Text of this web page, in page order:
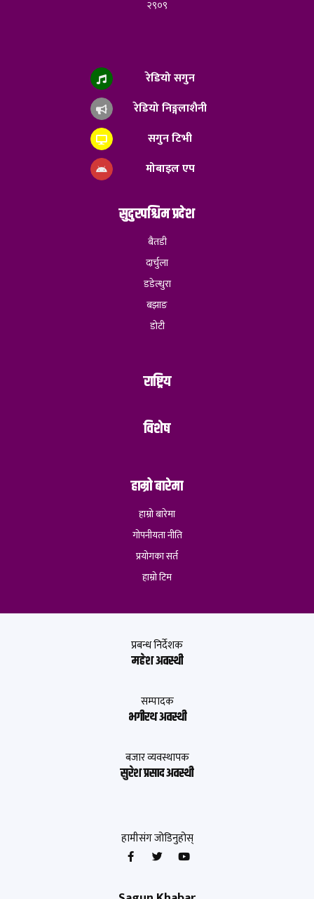
२९०९
रेडियो सगुन
रेडियो निङ्गलाशैनी
सगुन टिभी
मोबाइल एप
सुदुरपश्चिम प्रदेश
बैतडी
दार्चुला
डडेल्धुरा
बझाङ
डोटी
राष्ट्रिय
विशेष
हाम्रो बारेमा
हाम्रो बारेमा
गोपनीयता नीति
प्रयोगका सर्त
हाम्रो टिम
प्रबन्ध निर्देशक
महेश अवस्थी
सम्पादक
भगीरथ अवस्थी
बजार व्यवस्थापक
सुरेश प्रसाद अवस्थी
हामीसंग जोडिनुहोस्